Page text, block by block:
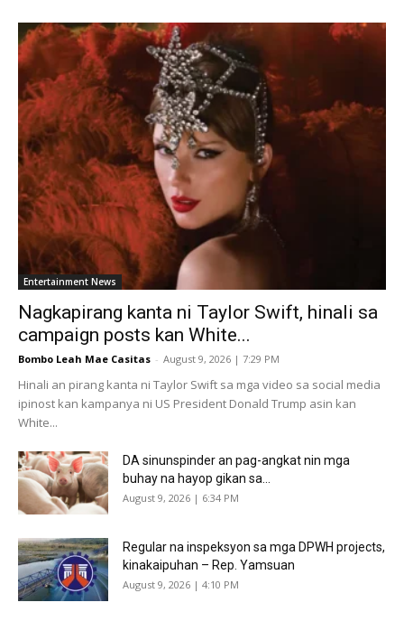
Entertainment News
Nagkapirang kanta ni Taylor Swift, hinali sa
campaign posts kan White...
Bombo Leah Mae Casitas - August 9, 2026 | 7:29 PM
Hinali an pirang kanta ni Taylor Swift sa mga video sa social media
ipinost kan kampanya ni US President Donald Trump asin kan
White...
DA sinunspinder an pag-angkat nin mga
buhay na hayop gikan sa...
August 9, 2026 | 6:34 PM
Regular na inspeksyon sa mga DPWH projects,
kinakaipuhan – Rep. Yamsuan
August 9, 2026 | 4:10 PM